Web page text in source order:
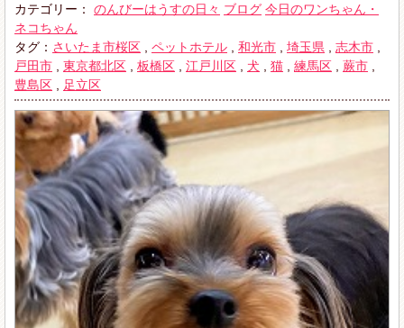
カテゴリー： のんびーはうすの日々 ブログ 今日のワンちゃん・
ネコちゃん
タグ： さいたま市桜区 ペットホテル 和光市 埼玉県 志木市
戸田市
東京都北区 板橋区 江戸川区 犬 猫 練馬区 蕨市
豊島区
足立区